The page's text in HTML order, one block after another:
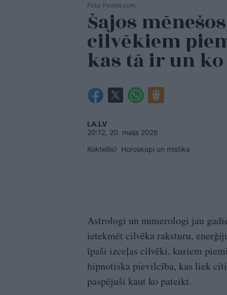
Foto: Pexels,com
Šajos
cilvēkiem
kas tā ir un
LA.LV
20:12, 20. maijs 2026
Kokteilis
Horoskopi un mistika
Astrologi un numerologi jau
ietekmēt cilvēka raksturu,
īpaši izceļas cilvēki, kuriem
hipnotiska pievilcība, kas liek
paspējuši kaut ko pateikt.